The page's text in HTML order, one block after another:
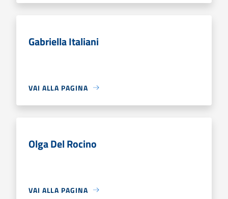
Gabriella Italiani
VAI ALLA PAGINA
Olga Del Rocino
VAI ALLA PAGINA